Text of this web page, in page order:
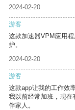
2024-02-20
游客
这款加速器VPM应用
护。
2024-02-20
游客
这款app让我的工作效
我以前经常加班，现
伴家人。